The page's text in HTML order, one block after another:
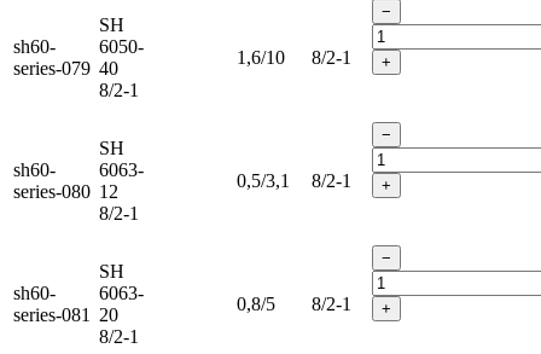
sh60-
series-079
SH
6050-
40
8/2-1
1,6/10 8/2-1
−
+
sh60-
series-080
SH
6063-
12
8/2-1
0,5/3,1 8/2-1
−
+
sh60-
series-081
SH
6063-
20
8/2-1
0,8/5 8/2-1
−
+